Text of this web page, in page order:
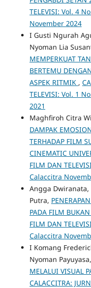
TELEVISI: Vol. 4
November 2024
I Gusti Ngurah
Nyoman Lia
MEMPERKUAT
BERTEMU
ASPEK RITMIK ,
TELEVISI: Vol. 1
2021
Maghfiroh Citra
DAMPAK
TERHADAP FILM
CINEMATIC
FILM DAN
Calaccitra
Angga Dwiranata,
Putra,
PADA FILM
FILM DAN
Calaccitra
I Komang
Nyoman Payuyasa,
MELALUI VISUAL
CALACCITRA: